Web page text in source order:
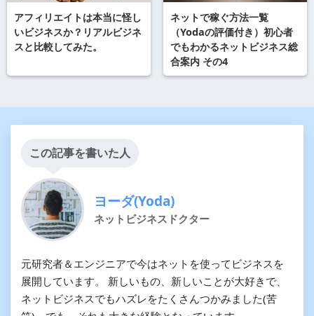
アフィリエイトは本当に怪し
いビジネスか？リアルビジネ
スと比較してみた。
ネットで稼ぐ方法一覧
（Yodaの評価付き）初心者
でもわかるネットビジネス総
合案内 その4
この記事を書いた人
ヨーダ(Yoda)
ネットビジネスドクター
元研究者＆エンジニアで今はネットを使ってビジネスを
展開しています。 新しいもの、新しいことが大好きで、
ネットビジネスでもハズレをたくさんつかみました(苦